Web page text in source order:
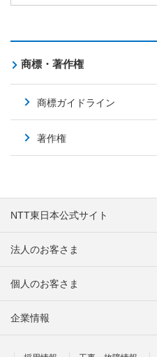
商標・著作権
商標ガイドライン
著作権
NTT東日本公式サイト
法人のお客さま
個人のお客さま
企業情報